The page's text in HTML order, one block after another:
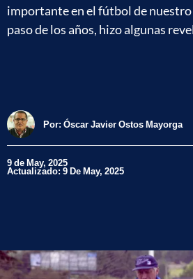
importante en el fútbol de nuestro
paso de los años, hizo algunas
Por: Óscar Javier Ostos Mayorga
9 de May, 2025
Actualizado: 9 De May, 2025